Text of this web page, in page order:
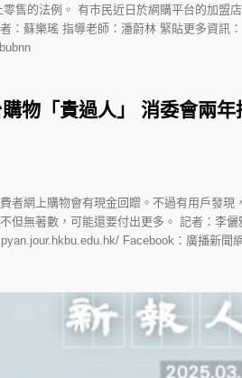
售的法例。 有市民近日於網購平台的加盟
：蘇樂瑤 指導老師：潘蔚林 緊貼更多資訊：
物「貴過人」 消委會兩年
者網上購物會有現金回贈。不過有用戶發現
但無著數，可能還要付出更多。 記者：李儷
Facebook：廣播新聞